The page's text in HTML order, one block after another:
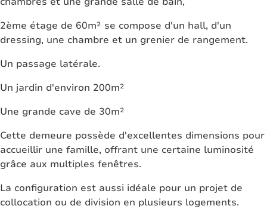
2ème étage de 60m² se compose d'un hall, d'un
dressing, une chambre et un grenier de rangement.
Un passage latérale.
Un jardin d'environ 200m²
Une grande cave de 30m²
Cette demeure possède d'excellentes dimensions pour
accueillir une famille, offrant une certaine luminosité
grâce aux multiples fenêtres.
La configuration est aussi idéale pour un projet de
collocation ou de division en plusieurs logements.